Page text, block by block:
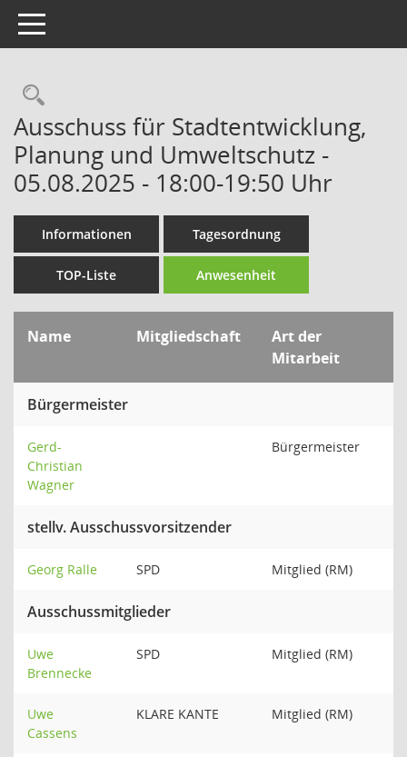
Toggle navigation
Rechercheauswahl
Ausschuss für Stadtentwicklung,
Planung und Umweltschutz -
05.08.2025 - 18:00-19:50 Uhr
Informationen Tagesordnung
TOP-Liste Anwesenheit
Name Mitgliedschaft
Art der
Mitarbeit
Bürgermeister
Gerd-
Christian
Wagner
Bürgermeister
stellv. Ausschussvorsitzender
Georg Ralle SPD Mitglied (RM)
Ausschussmitglieder
Uwe
Brennecke
SPD Mitglied (RM)
Uwe
Cassens
KLARE KANTE Mitglied (RM)